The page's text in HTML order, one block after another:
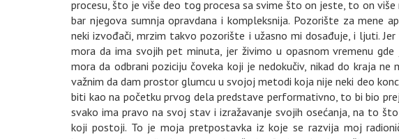
procesu, što je više deo tog procesa sa svime što on jeste, to on
bar njegova sumnja opravdana i kompleksnija. Pozorište za mene
neki izvođači, mrzim takvo pozorište i užasno mi dosađuje, i ljuti.
mora da ima svojih pet minuta, jer živimo u opasnom vremenu
mora da odbrani poziciju čoveka koji je nedokučiv, nikad do kraja
važnim da dam prostor glumcu u svojoj metodi koja nije neki deo
biti kao na početku prvog dela predstave performativno, to bi bio
svako ima pravo na svoj stav i izražavanje svojih osećanja, na to
koji postoji. To je moja pretpostavka iz koje se razvija moj